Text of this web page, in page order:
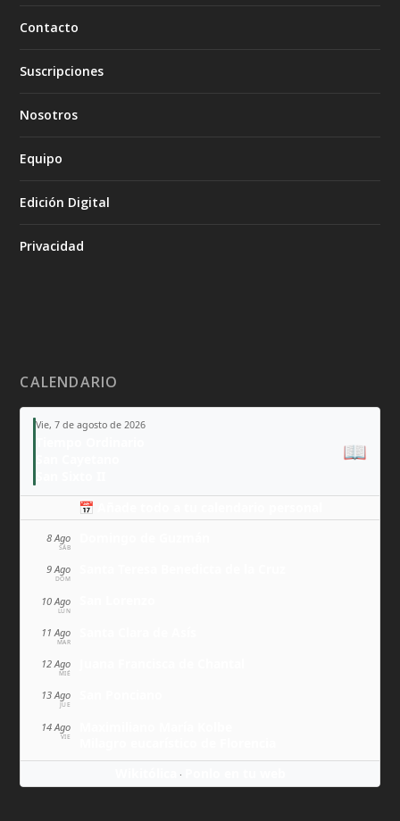
Contacto
Suscripciones
Nosotros
Equipo
Edición Digital
Privacidad
CALENDARIO
Vie, 7 de agosto de 2026
📖
📅 Añade todo a tu calendario personal
8 Ago
SÁB
9 Ago
DOM
10 Ago
LUN
11 Ago
MAR
12 Ago
MIÉ
13 Ago
JUE
14 Ago
VIE
·